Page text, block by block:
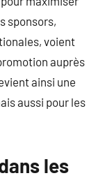
sponsors,
voient
auprès
ainsi une
aussi pour les
les